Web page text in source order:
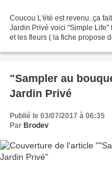
Coucou L'été est revenu..ça
Jardin Privé voici "Simple Life"
et les fleurs ( la fiche propose
"Sampler au
Jardin Privé
Publié le 03/07/2017 à 06:35
Par Brodev